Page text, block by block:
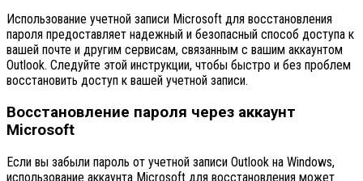
Использование учетной записи Microsoft для восстановления
пароля предоставляет надежный и безопасный способ доступа к
вашей почте и другим сервисам, связанным с вашим аккаунтом
Outlook. Следуйте этой инструкции, чтобы быстро и без проблем
восстановить доступ к вашей учетной записи.
Восстановление пароля через аккаунт
Microsoft
Если вы забыли пароль от учетной записи Outlook на Windows,
использование аккаунта Microsoft для восстановления может